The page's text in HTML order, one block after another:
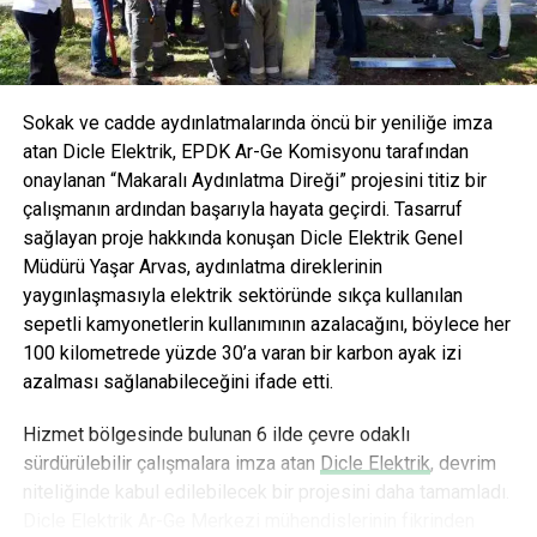
kategorisinde devrim yaratmayı hedefliyor.
Sokak ve cadde aydınlatmalarında öncü bir yeniliğe imza
atan Dicle Elektrik, EPDK Ar-Ge Komisyonu tarafından
onaylanan “Makaralı Aydınlatma Direği” projesini titiz bir
çalışmanın ardından başarıyla hayata geçirdi. Tasarruf
sağlayan proje hakkında konuşan Dicle Elektrik Genel
Müdürü Yaşar Arvas, aydınlatma direklerinin
yaygınlaşmasıyla elektrik sektöründe sıkça kullanılan
sepetli kamyonetlerin kullanımının azalacağını, böylece her
100 kilometrede yüzde 30’a varan bir karbon ayak izi
azalması sağlanabileceğini ifade etti.
Hizmet bölgesinde bulunan 6 ilde çevre odaklı
sürdürülebilir çalışmalara imza atan Dicle Elektrik, devrim
niteliğinde kabul edilebilecek bir projesini daha tamamladı.